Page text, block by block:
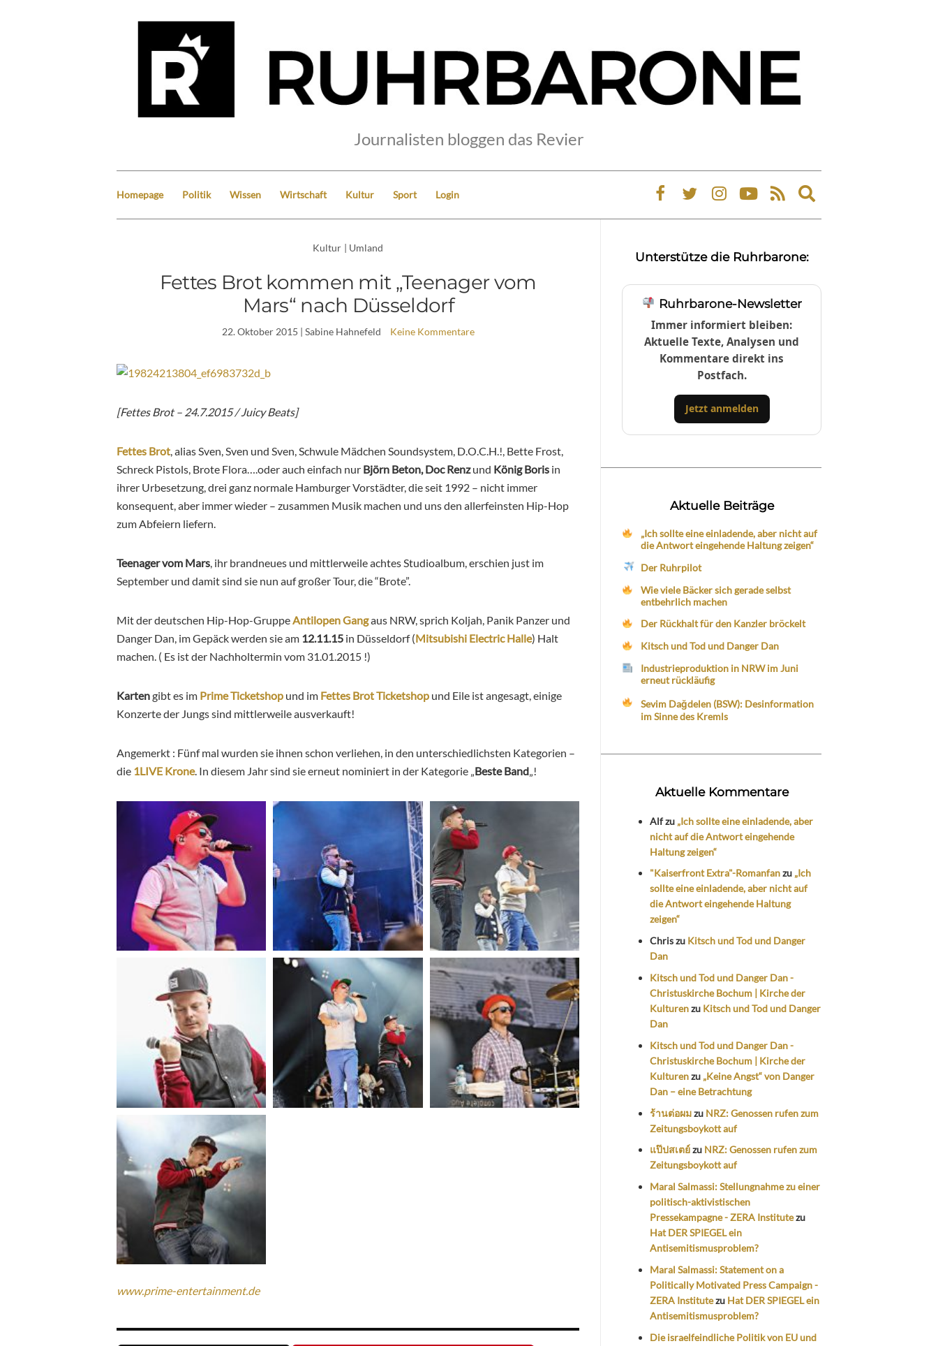
Journalisten bloggen das Revier
Homepage Politik Wissen Wirtschaft Kultur Sport Login
Expand
search
Kultur | Umland
Fettes Brot kommen mit „Teenager vom
Mars“ nach Düsseldorf
22. Oktober 2015 | Sabine Hahnefeld Keine Kommentare
[Fettes Brot – 24.7.2015 / Juicy Beats]
Fettes Brot , alias Sven, Sven und Sven, Schwule Mädchen Soundsystem, D.O.C.H.!, Bette Frost,
Schreck Pistols, Brote Flora….oder auch einfach nur Björn Beton, Doc Renzund König Boris in
ihrer Urbesetzung, drei ganz normale Hamburger Vorstädter, die seit 1992 – nicht immer
konsequent, aber immer wieder – zusammen Musik machen und uns den allerfeinsten Hip-Hop
zum Abfeiern liefern.
Teenager vom Mars , ihr brandneues und mittlerweile achtes Studioalbum, erschien just im
September und damit sind sie nun auf großer Tour, die “Brote”.
Mit der deutschen Hip-Hop-Gruppe Antilopen Gangaus NRW, sprich Koljah, Panik Panzer und
Danger Dan, im Gepäck werden sie am 12.11.15 in Düsseldorf (Mitsubishi Electric Halle) Halt
machen. ( Es ist der Nachholtermin vom 31.01.2015 !)
Kartengibt es im Prime Ticketshop und im Fettes Brot Ticketshop und Eile ist angesagt, einige
Konzerte der Jungs sind mittlerweile ausverkauft!
Angemerkt : Fünf mal wurden sie ihnen schon verliehen, in den unterschiedlichsten Kategorien –
die 1LIVE Krone. In diesem Jahr sind sie erneut nominiert in der Kategorie „ Beste Band „!
www.prime-entertainment.de
Unterstütze die Ruhrbarone:
Ruhrbarone-Newsletter
Immer informiert bleiben:
Aktuelle Texte, Analysen und
Kommentare direkt ins
Postfach.
Jetzt anmelden
Aktuelle Beiträge
„Ich sollte eine einladende, aber nicht auf
die Antwort eingehende Haltung zeigen“
Der Ruhrpilot
Wie viele Bäcker sich gerade selbst
entbehrlich machen
Der Rückhalt für den Kanzler bröckelt
Kitsch und Tod und Danger Dan
Industrieproduktion in NRW im Juni
erneut rückläufig
Sevim Dağdelen (BSW): Desinformation
im Sinne des Kremls
Aktuelle Kommentare
Alfzu „Ich sollte eine einladende, aber
nicht auf die Antwort eingehende
Haltung zeigen“
"Kaiserfront Extra"-Romanfanzu „Ich
sollte eine einladende, aber nicht auf
die Antwort eingehende Haltung
zeigen“
Chriszu Kitsch und Tod und Danger
Dan
Kitsch und Tod und Danger Dan -
Christuskirche Bochum | Kirche der
Kulturenzu Kitsch und Tod und Danger
Dan
Kitsch und Tod und Danger Dan -
Christuskirche Bochum | Kirche der
Kulturenzu „Keine Angst“ von Danger
Dan – eine Betrachtung
ร้านต่อผมzu NRZ: Genossen rufen zum
Zeitungsboykott auf
แป๊ปสเตย์zu NRZ: Genossen rufen zum
Zeitungsboykott auf
Maral Salmassi: Stellungnahme zu einer
politisch-aktivistischen
Pressekampagne - ZERA Institutezu
Hat DER SPIEGEL ein
Antisemitismusproblem?
Maral Salmassi: Statement on a
Politically Motivated Press Campaign -
ZERA Institutezu Hat DER SPIEGEL ein
Antisemitismusproblem?
Die israelfeindliche Politik von EU und